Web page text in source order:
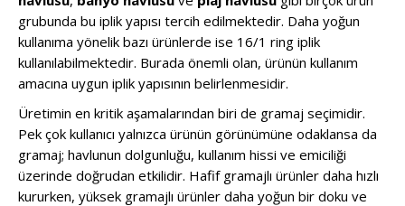
grubunda bu iplik yapısı tercih edilmektedir. Daha yoğun
kullanıma yönelik bazı ürünlerde ise 16/1 ring iplik
kullanılabilmektedir. Burada önemli olan, ürünün kullanım
amacına uygun iplik yapısının belirlenmesidir.
Üretimin en kritik aşamalarından biri de gramaj seçimidir.
Pek çok kullanıcı yalnızca ürünün görünümüne odaklansa da
gramaj; havlunun dolgunluğu, kullanım hissi ve emiciliği
üzerinde doğrudan etkilidir. Hafif gramajlı ürünler daha hızlı
kururken, yüksek gramajlı ürünler daha yoğun bir doku ve